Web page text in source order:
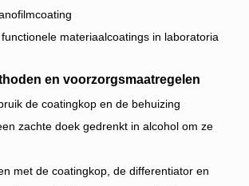
materiaalcoatings in laboratoria
en voorzorgsmaatregelen
de coatingkop en de behuizing
zachte doek gedrenkt in alcohol om ze
met de coatingkop, de differentiator en